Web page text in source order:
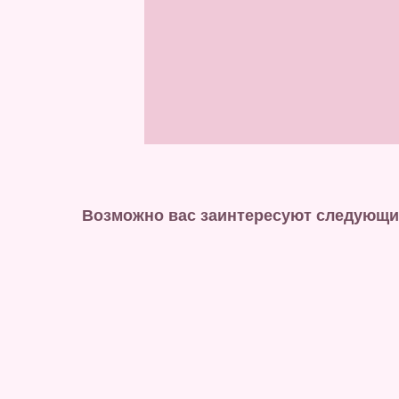
Возможно вас заинтересуют